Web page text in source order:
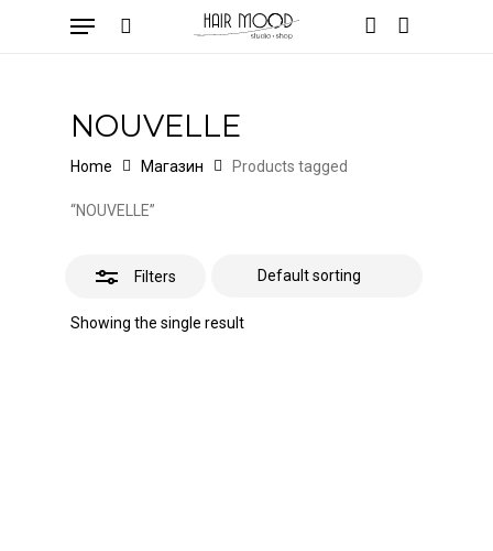
Menu
NOUVELLE
Home Магазин Products tagged
“NOUVELLE”
Filters
Showing the single result